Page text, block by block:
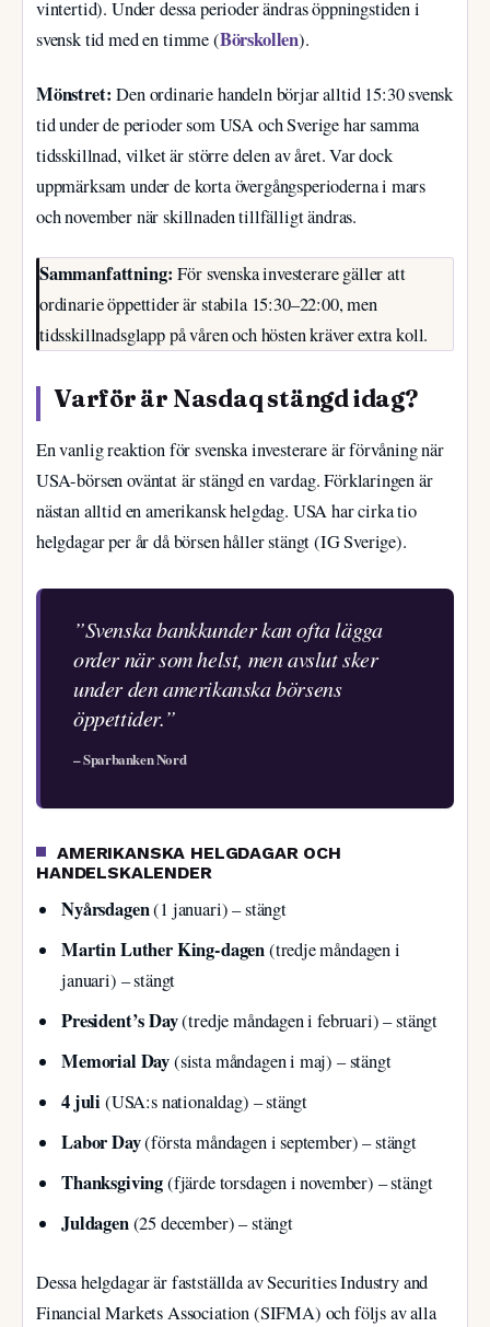
vintertid). Under dessa perioder ändras öppningstiden i
svensk tid med en timme (Börskollen).
Mönstret: Den ordinarie handeln börjar alltid 15:30 svensk
tid under de perioder som USA och Sverige har samma
tidsskillnad, vilket är större delen av året. Var dock
uppmärksam under de korta övergångsperioderna i mars
och november när skillnaden tillfälligt ändras.
Sammanfattning: För svenska investerare gäller att
ordinarie öppettider är stabila 15:30–22:00, men
tidsskillnadsglapp på våren och hösten kräver extra koll.
Varför är Nasdaq stängd idag?
En vanlig reaktion för svenska investerare är förvåning när
USA-börsen oväntat är stängd en vardag. Förklaringen är
nästan alltid en amerikansk helgdag. USA har cirka tio
helgdagar per år då börsen håller stängt (IG Sverige).
”Svenska bankkunder kan ofta lägga
order när som helst, men avslut sker
under den amerikanska börsens
öppettider.”
– Sparbanken Nord
AMERIKANSKA HELGDAGAR OCH
HANDELSKALENDER
Nyårsdagen(1 januari) – stängt
Martin Luther King-dagen(tredje måndagen i
januari) – stängt
President’s Day(tredje måndagen i februari) – stängt
Memorial Day(sista måndagen i maj) – stängt
4 juli (USA:s nationaldag) – stängt
Labor Day(första måndagen i september) – stängt
Thanksgiving(fjärde torsdagen i november) – stängt
Juldagen(25 december) – stängt
Dessa helgdagar är fastställda av Securities Industry and
Financial Markets Association (SIFMA) och följs av alla